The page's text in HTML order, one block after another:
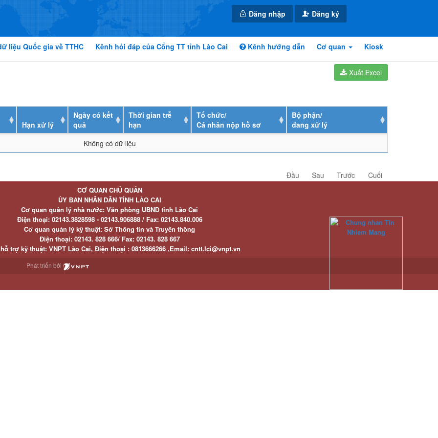
Đăng nhập Đăng ký
liệu Quốc gia về TTHC Kênh hỏi đáp của Cổng TT tỉnh Lào Cai Kênh hướng dẫn Cơ quan Kiosk
Xuất Excel
Hạn xử lý
Ngày có kết
quả
Thời gian trễ
hạn
Tổ chức/
Cá nhân nộp hồ sơ
Bộ phận/
đang xử lý
Không có dữ liệu
Đầu Sau Trước Cuối
CƠ QUAN CHỦ QUẢN
ỦY BAN NHÂN DÂN TỈNH LÀO CAI
Cơ quan quản lý nhà nước: Văn phòng UBND tỉnh Lào Cai
Điện thoại:02143.3828598 - 02143.906888 / Fax:02143.840.006
Cơ quan quản lý kỹ thuật: Sở Thông tin và Truyền thông
Điện thoại:02143. 828 666/ Fax:02143. 828 667
trợ kỹ thuật: VNPT Lào Cai, Điện thoại : 0813666266 ,Email: cntt.lci@vnpt.vn
Phát triển bởi